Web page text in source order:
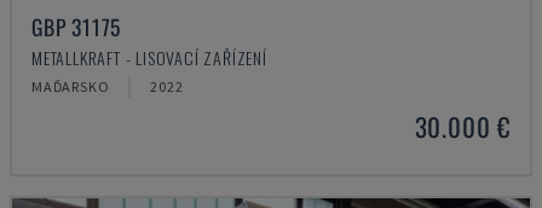
GBP 31175
METALLKRAFT - LISOVACÍ ZAŘÍZENÍ
MAĎARSKO 2022
30.000 €